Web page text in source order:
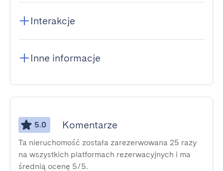
Interakcje
Inne informacje
5.0 Komentarze
Ta nieruchomość została zarezerwowana 25 razy
na wszystkich platformach rezerwacyjnych i ma
średnią ocenę 5/5.